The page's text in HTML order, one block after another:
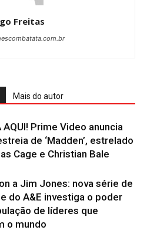
Freitas
Mais do autor
AQUI! Prime Video anuncia
de ‘Madden’, estrelado
Cage e Christian Bale
a Jim Jones: nova série de
do A&E investiga o poder
de líderes que
o mundo